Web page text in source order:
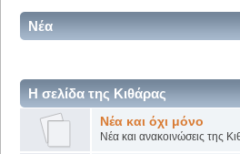
Νέα
Η σελίδα της Κιθάρας
Νέα και όχι μόνο
Νέα και ανακοινώσεις της